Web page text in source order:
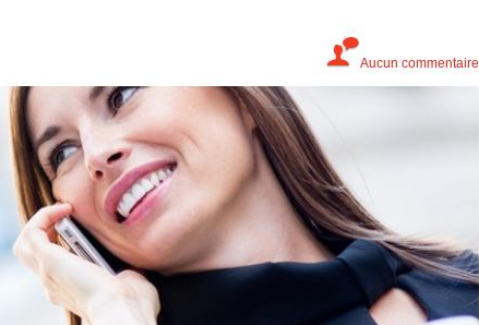
Aucun commentaire